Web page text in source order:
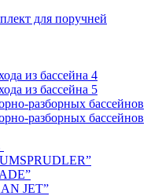
для поручней
из бассейна 4
из бассейна 5
разборных бассейнов
разборных бассейнов
JET”